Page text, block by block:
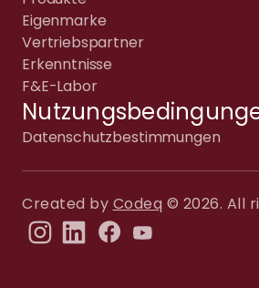
Eigenmarke
Vertriebspartner
Erkenntnisse
F&E-Labor
Datenschutzbestimmungen
Created by Codeq © 2026. All